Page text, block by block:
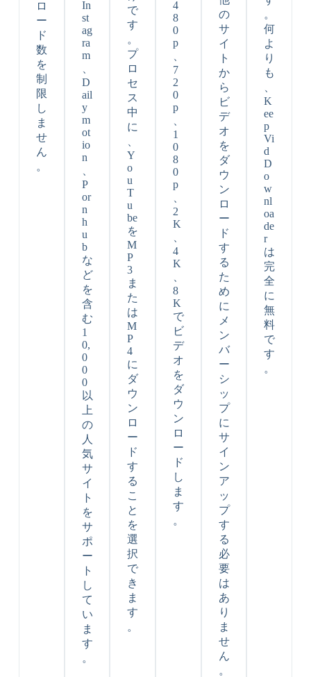
ロ
ー
ド
数
を
制
限
し
ま
せ
ん
。
In
st
ag
ra
m
D
ail
y
m
ot
io
n
P
or
n
h
u
b
な
ど
を
含
む
1
0,
0
0
0
以
上
の
人
気
サ
イ
ト
を
サ
ポ
ー
ト
し
て
い
ま
す
。
で
す
。
プ
ロ
セ
ス
中
に
Y
o
u
T
u
be
を
M
P
3
ま
た
は
M
P
4
に
ダ
ウ
ン
ロ
ー
ド
す
る
こ
と
を
選
択
で
き
ま
す
。
4
8
0
p
7
2
0
p
1
0
8
0
p
2
K
4
K
8
K
で
ビ
デ
オ
を
ダ
ウ
ン
ロ
ー
ド
し
ま
す
。
の
サ
イ
ト
か
ら
ビ
デ
オ
を
ダ
ウ
ン
ロ
ー
ド
す
る
た
め
に
メ
ン
バ
ー
シ
ッ
プ
に
サ
イ
ン
ア
ッ
プ
す
る
必
要
は
あ
り
ま
せ
ん
。
。
何
よ
り
も
K
ee
p
Vi
d
D
o
w
nl
oa
de
r
は
完
全
に
無
料
で
す
。